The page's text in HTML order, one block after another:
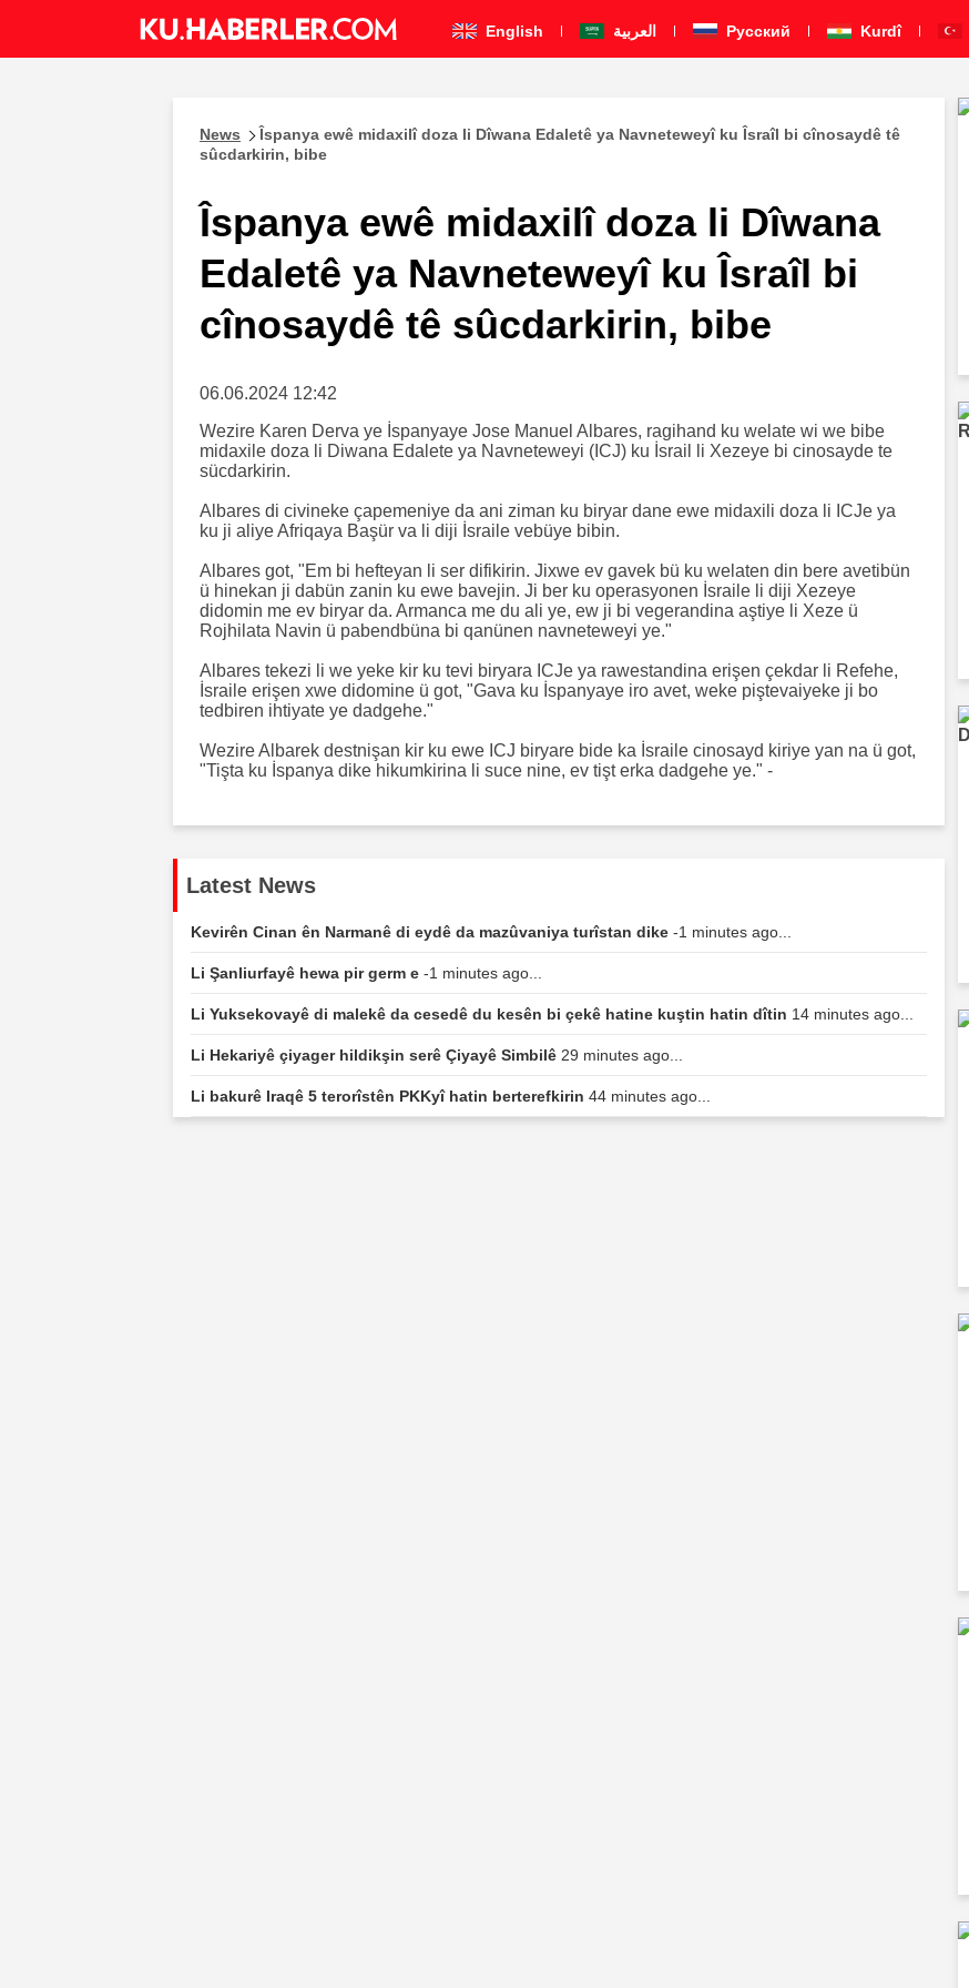
English العربية Pусский Kurdî
News
Îspanya ewê midaxilî doza li Dîwana Edaletê ya Navneteweyî ku Îsraîl bi cînosaydê tê
sûcdarkirin, bibe
Îspanya ewê midaxilî doza li Dîwana
Edaletê ya Navneteweyî ku Îsraîl bi
cînosaydê tê sûcdarkirin, bibe
06.06.2024 12:42
Wezire Karen Derva ye İspanyaye Jose Manuel Albares, ragihand ku welate wi we bibe
midaxile doza li Diwana Edalete ya Navneteweyi (ICJ) ku İsrail li Xezeye bi cinosayde te
sücdarkirin.
Albares di civineke çapemeniye da ani ziman ku biryar dane ewe midaxili doza li ICJe ya
ku ji aliye Afriqaya Başür va li diji İsraile vebüye bibin.
Albares got, "Em bi hefteyan li ser difikirin. Jixwe ev gavek bü ku welaten din bere avetibün
ü hinekan ji dabün zanin ku ewe bavejin. Ji ber ku operasyonen İsraile li diji Xezeye
didomin me ev biryar da. Armanca me du ali ye, ew ji bi vegerandina aştiye li Xeze ü
Rojhilata Navin ü pabendbüna bi qanünen navneteweyi ye."
Albares tekezi li we yeke kir ku tevi biryara ICJe ya rawestandina erişen çekdar li Refehe,
İsraile erişen xwe didomine ü got, "Gava ku İspanyaye iro avet, weke piştevaiyeke ji bo
tedbiren ihtiyate ye dadgehe."
Wezire Albarek destnişan kir ku ewe ICJ biryare bide ka İsraile cinosayd kiriye yan na ü got,
"Tişta ku İspanya dike hikumkirina li suce nine, ev tişt erka dadgehe ye." -
Latest News
Kevirên Cinan ên Narmanê di eydê da mazûvaniya turîstan dike -1 minutes ago...
Li Şanliurfayê hewa pir germ e -1 minutes ago...
Li Yuksekovayê di malekê da cesedê du kesên bi çekê hatine kuştin hatin dîtin 14 minutes ago...
Li Hekariyê çiyager hildikşin serê Çiyayê Simbilê 29 minutes ago...
Li bakurê Iraqê 5 terorîstên PKKyî hatin berterefkirin 44 minutes ago...